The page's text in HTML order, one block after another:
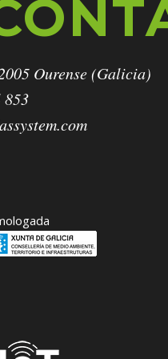
Ourense (Galicia)
853